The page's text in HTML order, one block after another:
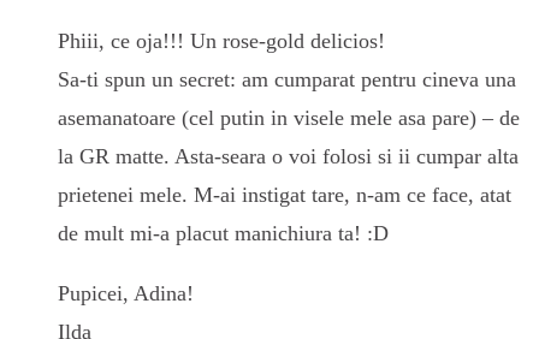
Phiii, ce oja!!! Un rose-gold delicios!
Sa-ti spun un secret: am cumparat pentru cineva una
asemanatoare (cel putin in visele mele asa pare) – de
la GR matte. Asta-seara o voi folosi si ii cumpar alta
prietenei mele. M-ai instigat tare, n-am ce face, atat
de mult mi-a placut manichiura ta! :D
Pupicei, Adina!
Ilda